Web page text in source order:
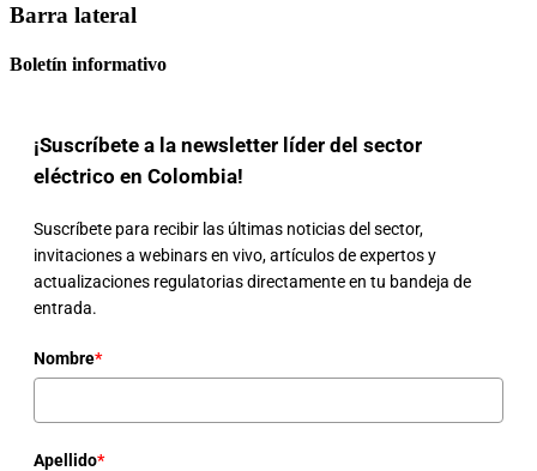
Barra lateral
Boletín informativo
¡Suscríbete a la newsletter líder del sector
eléctrico en Colombia!
Suscríbete para recibir las últimas noticias del sector,
invitaciones a webinars en vivo, artículos de expertos y
actualizaciones regulatorias directamente en tu bandeja de
entrada.
Nombre*
Apellido*